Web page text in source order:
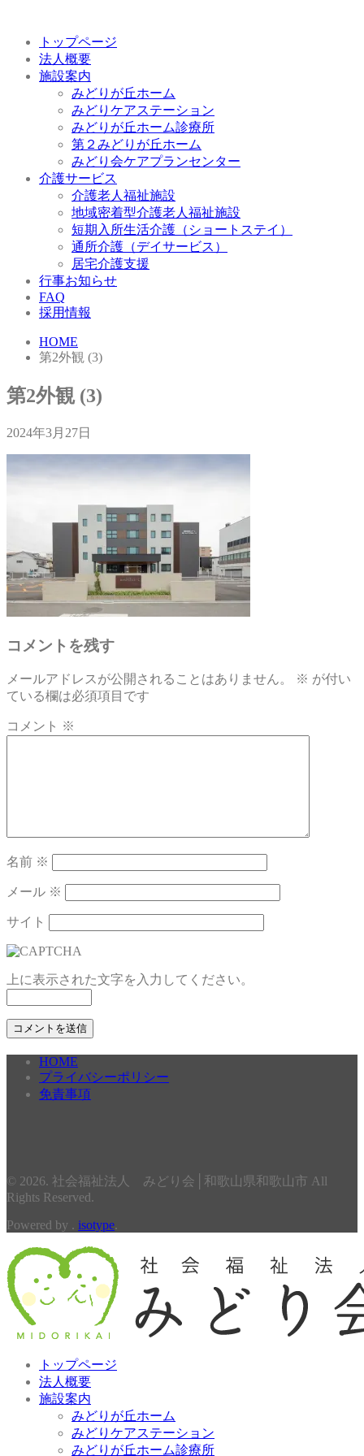
トップページ
法人概要
施設案内
みどりが丘ホーム
みどりケアステーション
みどりが丘ホーム診療所
第２みどりが丘ホーム
みどり会ケアプランセンター
介護サービス
介護老人福祉施設
地域密着型介護老人福祉施設
短期入所生活介護（ショートステイ）
通所介護（デイサービス）
居宅介護支援
行事お知らせ
FAQ
採用情報
HOME
第2外観 (3)
第2外観 (3)
2024年3月27日
コメントを残す
メールアドレスが公開されることはありません。 ※ が付い
ている欄は必須項目です
コメント ※
名前 ※
メール ※
サイト
上に表示された文字を入力してください。
HOME
プライバシーポリシー
免責事項
© 2026. 社会福祉法人 みどり会│和歌山県和歌山市 All
Rights Reserved.
Powered by . isotype.
トップページ
法人概要
施設案内
みどりが丘ホーム
みどりケアステーション
みどりが丘ホーム診療所